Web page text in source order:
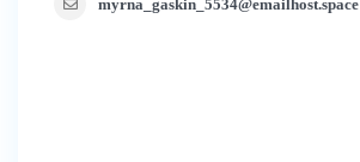
myrna_gaskin_5534@emailhost.space